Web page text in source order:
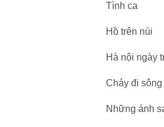
Tình ca
Hồ trên núi
Hà nội ngày
Chảy đi
Những ánh